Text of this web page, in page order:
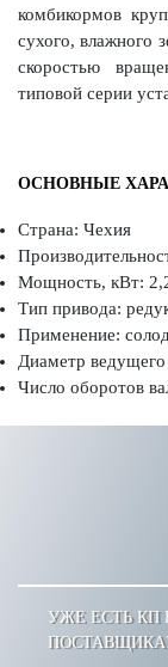
УЖЕ ЕСТЬ КП
комбикормов
сухого, влажного
скоростью
типовой серии
ОСНОВНЫЕ
Страна: Чехия
Мощность, кВт:
Тип привода:
Применение: солод
Диаметр
Число оборотов